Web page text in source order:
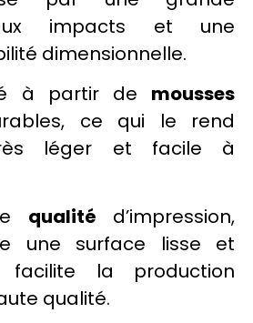
impacts et une
dimensionnelle.
à partir de mousses
ce qui le rend
léger et facile à
qualité d’impression,
une surface lisse et
facilite la production
qualité.